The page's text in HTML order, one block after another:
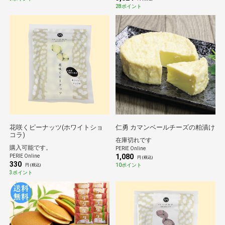
28ポイント
花咲くピーナッツ(ホワイトショ
コラ)
購入可能です。
PERIE Online
330 円 (税込)
3ポイント
仁勇 カマンベールチーズの粕漬け
在庫切れです
PERIE Online
1,080 円 (税込)
10ポイント